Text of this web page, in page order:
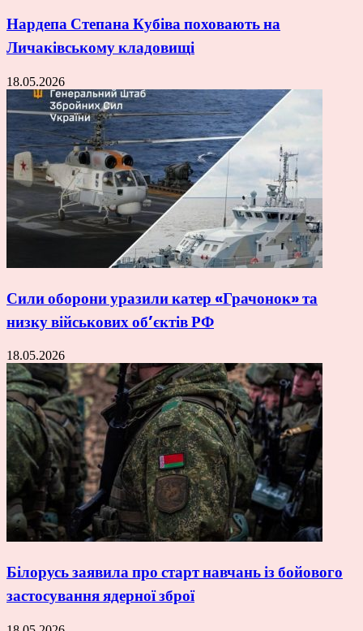
Нардепа Степана Кубіва поховають на
Личаківському кладовищі
18.05.2026
Сили оборони уразили катер «Грачонок» та
низку військових об’єктів РФ
18.05.2026
Білорусь заявила про старт навчань із бойового
застосування ядерної зброї